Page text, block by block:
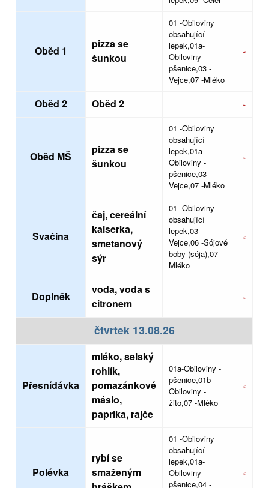
Oběd 1
pizza se
šunkou
01 -Obiloviny
obsahující
lepek,01a-
Obiloviny -
pšenice,03 -
Vejce,07 -Mléko
Oběd 2 Oběd 2
Oběd MŠ
pizza se
šunkou
01 -Obiloviny
obsahující
lepek,01a-
Obiloviny -
pšenice,03 -
Vejce,07 -Mléko
Svačina
čaj, cereální
kaiserka,
smetanový
sýr
01 -Obiloviny
obsahující
lepek,03 -
Vejce,06 -Sójové
boby (sója),07 -
Mléko
Doplněk
voda, voda s
citronem
čtvrtek 13.08.26
Přesnídávka
mléko, selský
rohlík,
pomazánkové
máslo,
paprika, rajče
01a-Obiloviny -
pšenice,01b-
Obiloviny -
žito,07 -Mléko
Polévka
rybí se
smaženým
01 -Obiloviny
obsahující
lepek,01a-
Obiloviny -
pšenice,04 -